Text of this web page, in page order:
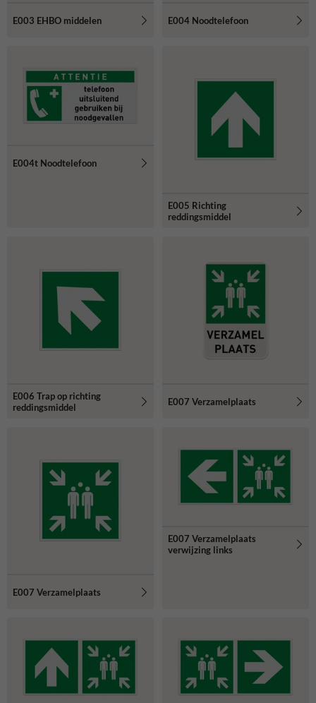
E003 EHBO middelen E004 Noodtelefoon
E004t Noodtelefoon
E005 Richting
reddingsmiddel
E006 Trap op richting
reddingsmiddel
E007 Verzamelplaats
E007 Verzamelplaats
E007 Verzamelplaats
verwijzing links